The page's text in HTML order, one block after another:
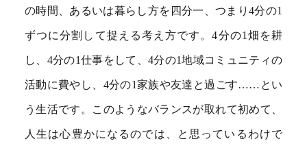
の時間、あるいは暮らし方を四分一、つまり4分の1
ずつに分割して捉える考え方です。4分の1畑を耕
し、4分の1仕事をして、4分の1地域コミュニティの
活動に費やし、4分の1家族や友達と過ごす……とい
う生活です。このようなバランスが取れて初めて、
人生は心豊かになるのでは、と思っているわけで